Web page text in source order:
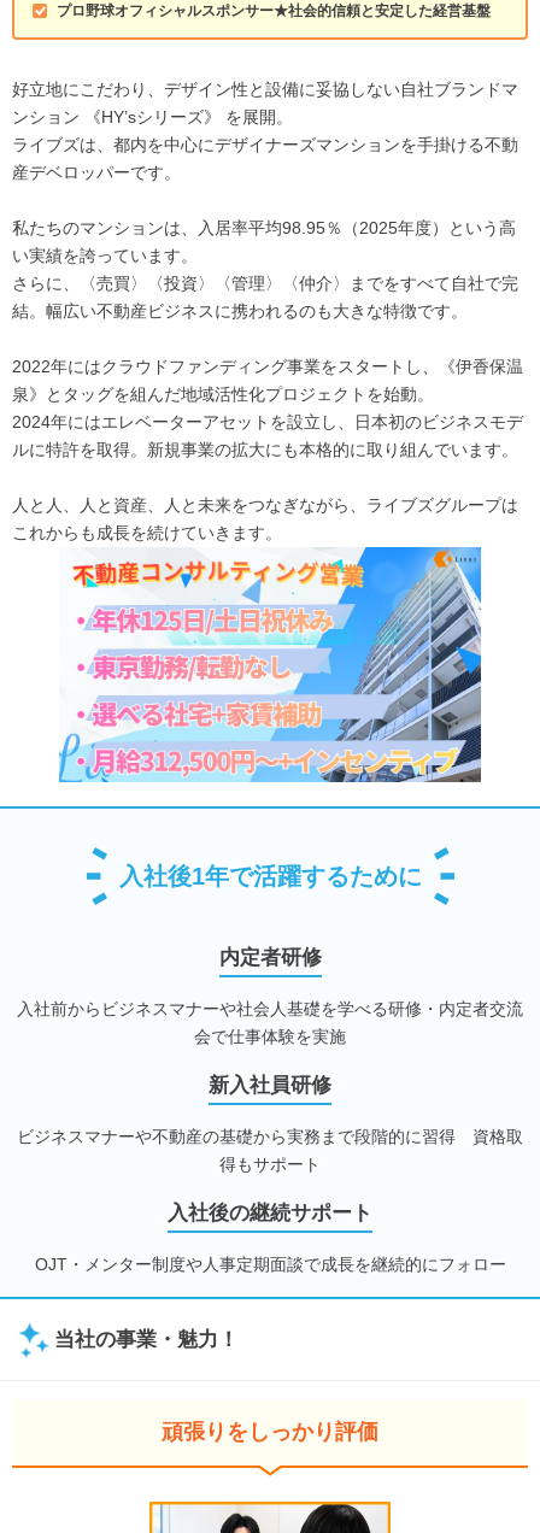
プロ野球オフィシャルスポンサー★社会的信頼と安定した経営基盤
好立地にこだわり、デザイン性と設備に妥協しない自社ブランドマ
ンション 《HY’sシリーズ》 を展開。
ライブズは、都内を中心にデザイナーズマンションを手掛ける不動
産デベロッパーです。
私たちのマンションは、入居率平均98.95％（2025年度）という高
い実績を誇っています。
さらに、〈売買〉〈投資〉〈管理〉〈仲介〉までをすべて自社で完
結。幅広い不動産ビジネスに携われるのも大きな特徴です。
2022年にはクラウドファンディング事業をスタートし、《伊香保温
泉》とタッグを組んだ地域活性化プロジェクトを始動。
2024年にはエレベーターアセットを設立し、日本初のビジネスモデ
ルに特許を取得。新規事業の拡大にも本格的に取り組んでいます。
人と人、人と資産、人と未来をつなぎながら、ライブズグループは
これからも成長を続けていきます。
入社後1年で活躍するために
内定者研修
入社前からビジネスマナーや社会人基礎を学べる研修・内定者交流
会で仕事体験を実施
新入社員研修
ビジネスマナーや不動産の基礎から実務まで段階的に習得 資格取
得もサポート
入社後の継続サポート
OJT・メンター制度や人事定期面談で成長を継続的にフォロー
当社の事業・魅力！
頑張りをしっかり評価